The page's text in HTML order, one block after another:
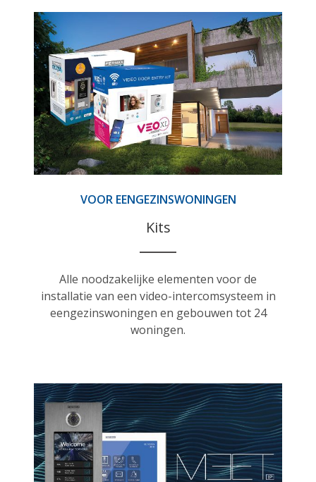
VOOR EENGEZINSWONINGEN
Kits
Alle noodzakelijke elementen voor de
installatie van een video-intercomsysteem in
eengezinswoningen en gebouwen tot 24
woningen.